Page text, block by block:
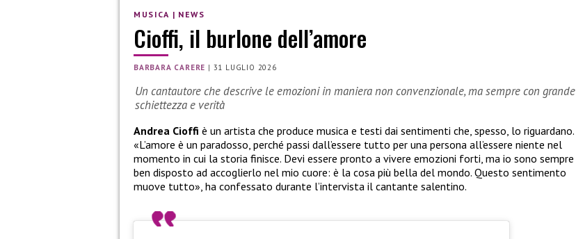
MUSICA | NEWS
Cioffi, il burlone dell’amore
BARBARA CARERE | 31 LUGLIO 2026
Un cantautore che descrive le emozioni in maniera non convenzionale, ma sempre con grande
schiettezza e verità
Andrea Cioffi è un artista che produce musica e testi dai sentimenti che, spesso, lo riguardano.
«L’amore è un paradosso, perché passi dall’essere tutto per una persona all’essere niente nel
momento in cui la storia finisce. Devi essere pronto a vivere emozioni forti, ma io sono sempre
ben disposto ad accoglierlo nel mio cuore: è la cosa più bella del mondo. Questo sentimento
muove tutto», ha confessato durante l’intervista il cantante salentino.